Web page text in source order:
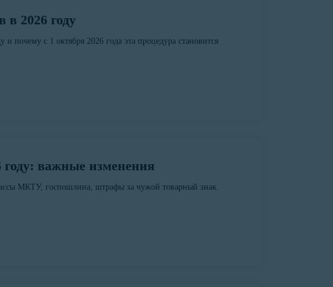
в 2026 году
почему с 1 октября 2026 года эта процедура становится
году: важные изменения
МКТУ, госпошлина, штрафы за чужой товарный знак.